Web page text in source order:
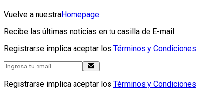
Vuelve a nuestraHomepage
Recibe las últimas noticias en tu casilla de E-mail
Registrarse implica aceptar los Términos y Condiciones
Registrarse implica aceptar los Términos y Condiciones